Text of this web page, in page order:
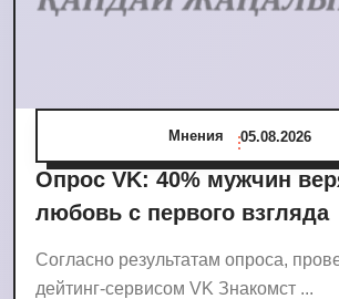
Мнения 05.08.2026
Опрос VK: 40% мужчин
любовь с первого взгляда
Согласно результатам опроса,
дейтинг-сервисом VK Знакомст ...